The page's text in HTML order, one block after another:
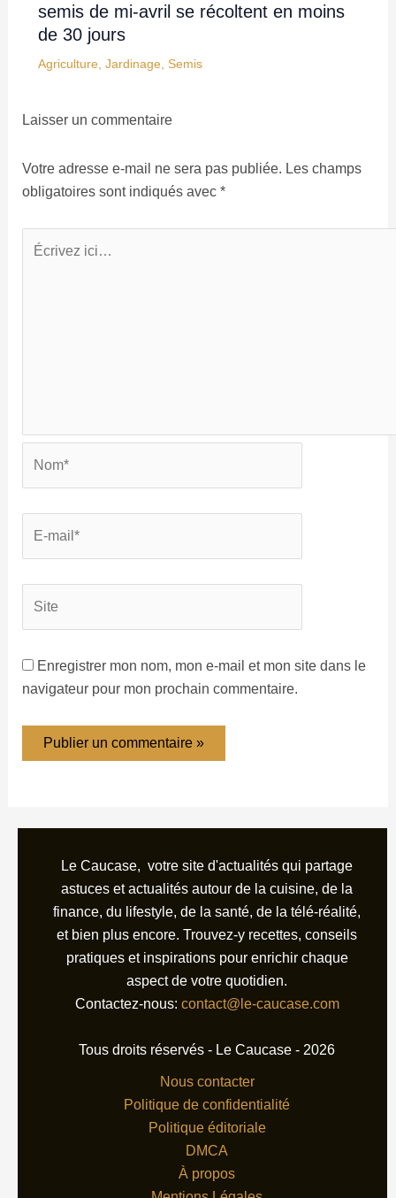
semis de mi-avril se récoltent en moins
de 30 jours
Agriculture Jardinage Semis
Laisser un commentaire
Votre adresse e-mail ne sera pas publiée. Les champs
obligatoires sont indiqués avec *
Enregistrer mon nom, mon e-mail et mon site dans le
navigateur pour mon prochain commentaire.
Le Caucase, votre site d'actualités qui partage
astuces et actualités autour de la cuisine, de la
finance, du lifestyle, de la santé, de la télé-réalité,
et bien plus encore. Trouvez-y recettes, conseils
pratiques et inspirations pour enrichir chaque
aspect de votre quotidien.
Contactez-nous: contact@le-caucase.com
Tous droits réservés - Le Caucase - 2026
Nous contacter
Politique de confidentialité
Politique éditoriale
DMCA
À propos